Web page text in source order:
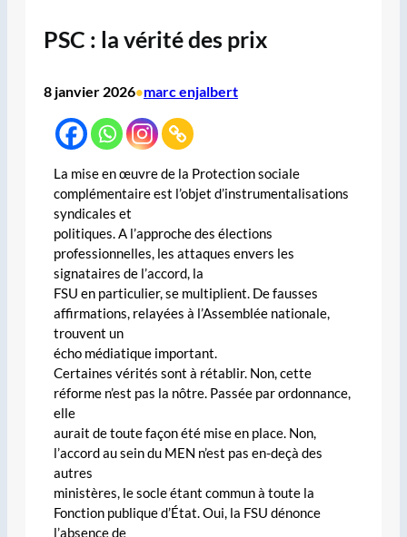
PSC : la vérité des prix
8 janvier 2026•marc enjalbert
La mise en œuvre de la Protection sociale
complémentaire est l’objet d’instrumentalisations
syndicales et
politiques. A l’approche des élections
professionnelles, les attaques envers les
signataires de l’accord, la
FSU en particulier, se multiplient. De fausses
affirmations, relayées à l’Assemblée nationale,
trouvent un
écho médiatique important.
Certaines vérités sont à rétablir. Non, cette
réforme n’est pas la nôtre. Passée par ordonnance,
elle
aurait de toute façon été mise en place. Non,
l’accord au sein du MEN n’est pas en-deçà des
autres
ministères, le socle étant commun à toute la
Fonction publique d’État. Oui, la FSU dénonce
l’absence de